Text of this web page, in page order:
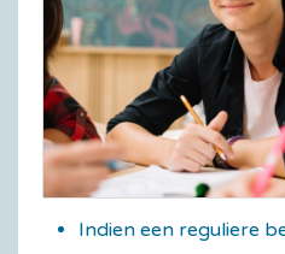
Indien een reguliere